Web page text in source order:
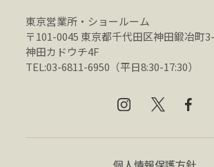
東京営業所・ショールーム
〒101-0045 東京都千代田区神田鍛冶町
神田カドウチ4F
TEL:03-6811-6950（平日8:30-17:30）